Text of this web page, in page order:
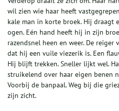
wil zien wie haar heeft
kale man in korte broek. Hij draagt
ogen. Eén hand heeft hij in zijn
razendsnel heen en weer. De
dat hij een vuile viezerik is. Een
Hij blijft trekken. Sneller lijkt wel.
struikelend over haar eigen benen
Voorbij de banpaal. Weg bij die
zijn zicht.